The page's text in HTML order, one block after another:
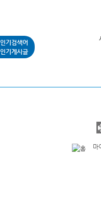
인기검색어
인기게시글
마